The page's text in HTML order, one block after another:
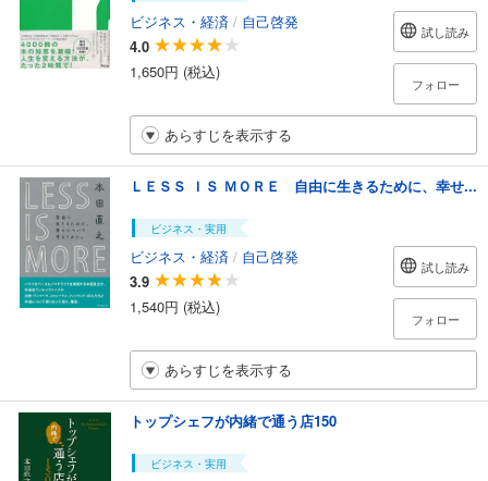
ビジネス・経済 / 自己啓発
4.0
1,650円 (税込)
試し読み
フォロー
あらすじを表示する
ＬＥＳＳ ＩＳ ＭＯＲＥ 自由に生きるために、幸せ...
ビジネス・実用
ビジネス・経済 / 自己啓発
3.9
1,540円 (税込)
試し読み
フォロー
あらすじを表示する
トップシェフが内緒で通う店150
ビジネス・実用